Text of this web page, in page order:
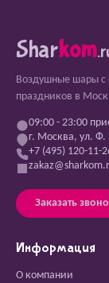
Sharkom
Воздушные шары с
праздников в
09:00 - 23:00
г. Москва, ул. Ф.
+7 (495) 120-11-
Заказать
Информация
О компании